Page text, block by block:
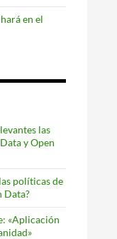
en el
las
y Open
políticas de
Data?
«Aplicación